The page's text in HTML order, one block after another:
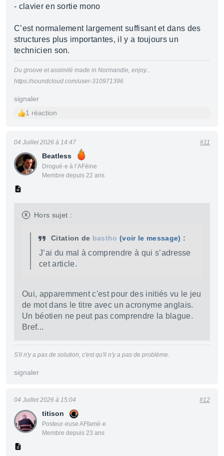
- clavier en sortie mono
C’est normalement largement suffisant et dans des
structures plus importantes, il y a toujours un
technicien son.
Du groove et assimilé made in Normandie, enjoy...
https://soundcloud.com/user-310971396
signaler
1 réaction
Beatless
Drogué·e à l’AFéine
Membre depuis 22 ans
04 Juillet 2026 à 14:47 #11
x Hors sujet :
Citation de bastho (voir le message) :
J’ai du mal à comprendre à qui s’adresse
cet article.
Oui, apparemment c'est pour des initiés vu le jeu
de mot dans le titre avec un acronyme anglais.
Un béotien ne peut pas comprendre la blague.
Bref...
S'il n'y a pas de solution, c'est qu'il n'y a pas de problème.
signaler
titison
Posteur·euse AFfamé·e
Membre depuis 23 ans
04 Juillet 2026 à 15:04 #12